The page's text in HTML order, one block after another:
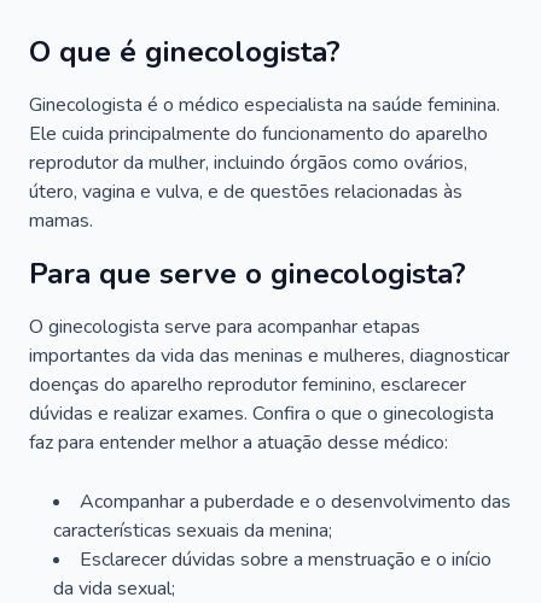
O que é ginecologista?
Ginecologista é o médico especialista na saúde feminina.
Ele cuida principalmente do funcionamento do aparelho
reprodutor da mulher, incluindo órgãos como ovários,
útero, vagina e vulva, e de questões relacionadas às
mamas.
Para que serve o ginecologista?
O ginecologista serve para acompanhar etapas
importantes da vida das meninas e mulheres, diagnosticar
doenças do aparelho reprodutor feminino, esclarecer
dúvidas e realizar exames. Confira o que o ginecologista
faz para entender melhor a atuação desse médico:
Acompanhar a puberdade e o desenvolvimento das
características sexuais da menina;
Esclarecer dúvidas sobre a menstruação e o início
da vida sexual;